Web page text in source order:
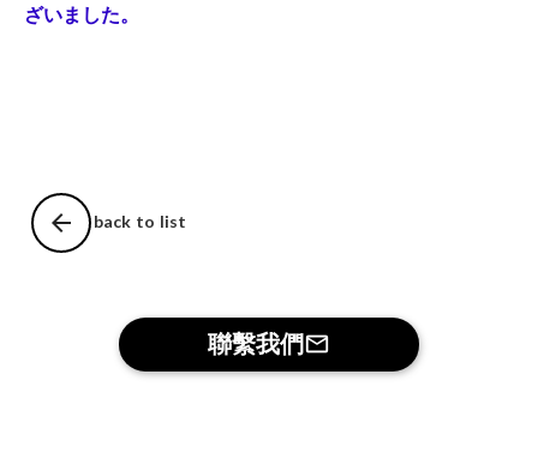
ざいました。
arrow_back back to list
聯繫我們mail_outline